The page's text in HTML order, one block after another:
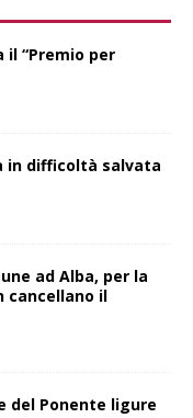
il “Premio per
in difficoltà salvata
ad Alba, per la
cancellano il
del Ponente ligure